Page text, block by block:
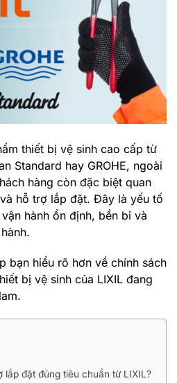
thiết bị vệ sinh cao cấp từ
Standard hay GROHE, ngoài
hàng còn đặc biệt quan
hỗ trợ lắp đặt. Đây là yếu tố
hành ổn định, bền bỉ và
bạn hiểu rõ hơn về chính sách
bị vệ sinh của LIXIL đang
lắp đặt đúng tiêu chuẩn từ LIXIL?